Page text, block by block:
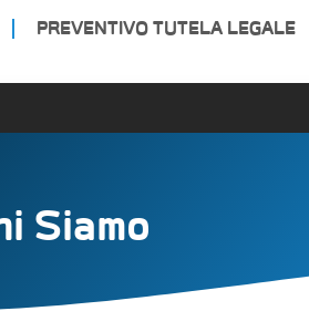
PREVENTIVO TUTELA LEGALE
Siamo